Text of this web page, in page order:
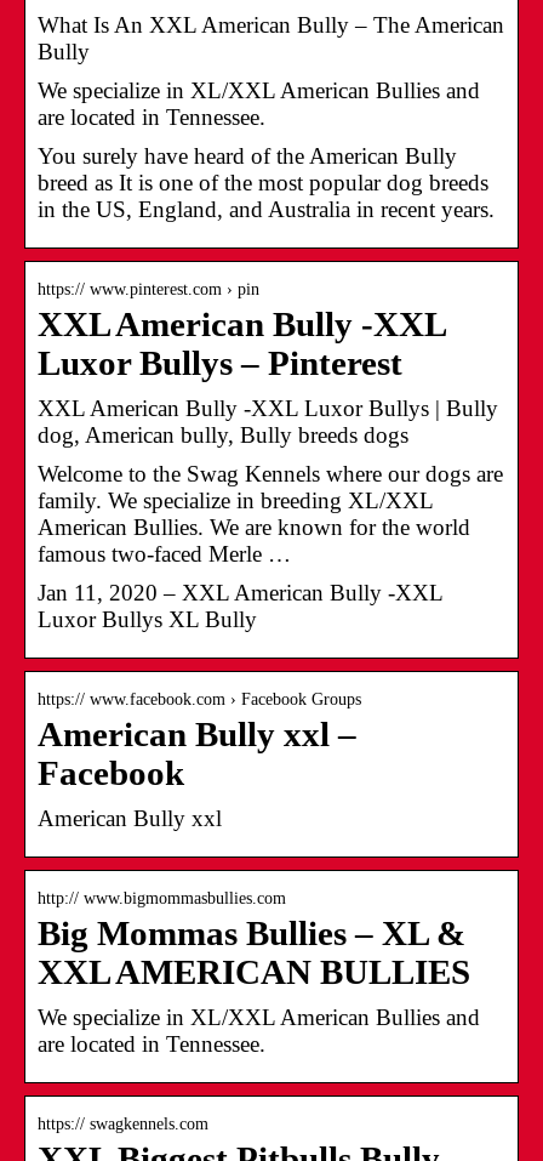
What Is An XXL American Bully – The American
Bully
We specialize in XL/XXL American Bullies and
are located in Tennessee.
You surely have heard of the American Bully
breed as It is one of the most popular dog breeds
in the US, England, and Australia in recent years.
https:// www.pinterest.com › pin
XXL American Bully -XXL
Luxor Bullys – Pinterest
XXL American Bully -XXL Luxor Bullys | Bully
dog, American bully, Bully breeds dogs
Welcome to the Swag Kennels where our dogs are
family. We specialize in breeding XL/XXL
American Bullies. We are known for the world
famous two-faced Merle …
Jan 11, 2020 – XXL American Bully -XXL
Luxor Bullys XL Bully
https:// www.facebook.com › Facebook Groups
American Bully xxl –
Facebook
American Bully xxl
http:// www.bigmommasbullies.com
Big Mommas Bullies – XL &
XXL AMERICAN BULLIES
We specialize in XL/XXL American Bullies and
are located in Tennessee.
https:// swagkennels.com